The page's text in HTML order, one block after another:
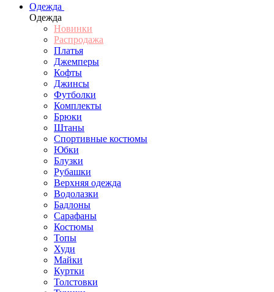
Одежда
Одежда
Новинки
Распродажа
Платья
Джемперы
Кофты
Джинсы
Футболки
Комплекты
Брюки
Штаны
Спортивные костюмы
Юбки
Блузки
Рубашки
Верхняя одежда
Водолазки
Бадлоны
Сарафаны
Костюмы
Топы
Худи
Майки
Куртки
Толстовки